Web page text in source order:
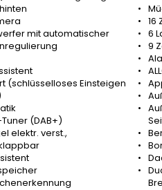
mit automatischer
(schlüsselloses Einsteigen
(DAB+)
elektr. verst.,
16
6
9